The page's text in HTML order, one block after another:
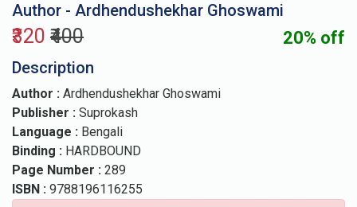
Author - Ardhendushekhar Ghoswami
₹320 ₹400 20% off
Description
Author : Ardhendushekhar Ghoswami
Publisher : Suprokash
Language : Bengali
Binding : HARDBOUND
Page Number : 289
ISBN : 9788196116255